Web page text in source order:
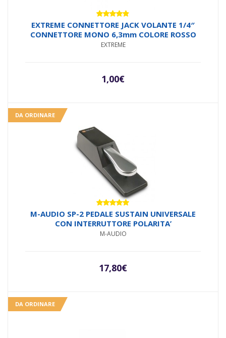
Valutato
4.71su 5
EXTREME CONNETTORE JACK VOLANTE 1/4″
CONNETTORE MONO 6,3mm COLORE ROSSO
EXTREME
1,00€
DA ORDINARE
Valutato
5.00su 5
M-AUDIO SP-2 PEDALE SUSTAIN UNIVERSALE
CON INTERRUTTORE POLARITA’
M-AUDIO
17,80€
DA ORDINARE